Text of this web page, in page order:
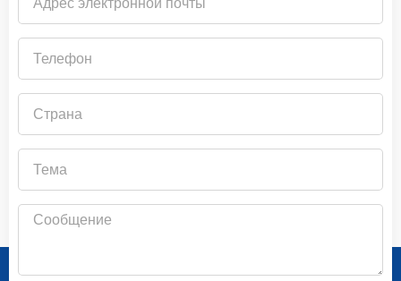
электронной
почты
Сообщение